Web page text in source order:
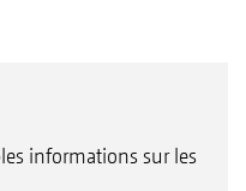
informations sur les